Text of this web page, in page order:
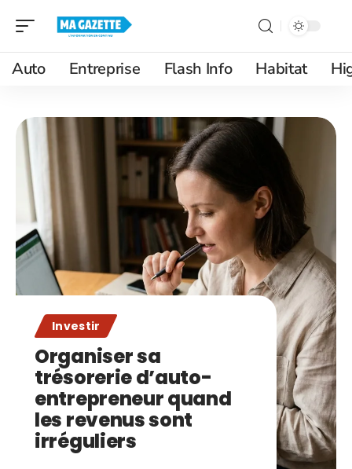
Auto Entreprise Flash Info Habitat
Investir
Organiser sa
trésorerie d’auto-
entrepreneur quand
les revenus sont
irréguliers